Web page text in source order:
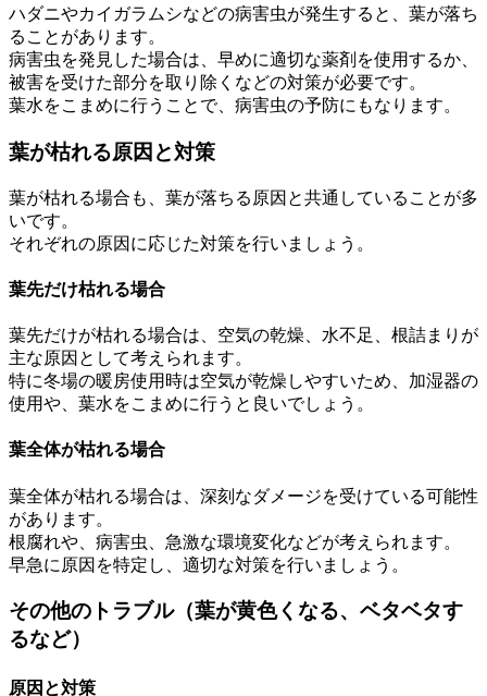
ハダニやカイガラムシなどの病害虫が発生すると、葉が落ち
ることがあります。
病害虫を発見した場合は、早めに適切な薬剤を使用するか、
被害を受けた部分を取り除くなどの対策が必要です。
葉水をこまめに行うことで、病害虫の予防にもなります。
葉が枯れる原因と対策
葉が枯れる場合も、葉が落ちる原因と共通していることが多
いです。
それぞれの原因に応じた対策を行いましょう。
葉先だけ枯れる場合
葉先だけが枯れる場合は、空気の乾燥、水不足、根詰まりが
主な原因として考えられます。
特に冬場の暖房使用時は空気が乾燥しやすいため、加湿器の
使用や、葉水をこまめに行うと良いでしょう。
葉全体が枯れる場合
葉全体が枯れる場合は、深刻なダメージを受けている可能性
があります。
根腐れや、病害虫、急激な環境変化などが考えられます。
早急に原因を特定し、適切な対策を行いましょう。
その他のトラブル（葉が黄色くなる、ベタベタす
るなど）
原因と対策